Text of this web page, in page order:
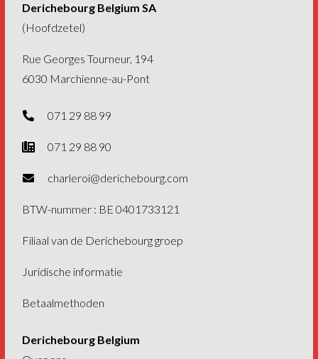
Derichebourg Belgium SA
(Hoofdzetel)
Rue Georges Tourneur, 194
6030 Marchienne-au-Pont
071 29 88 99
071 29 88 90
charleroi@derichebourg.com
BTW-nummer : BE 0401733121
Filiaal van de Derichebourg groep
Juridische informatie
Betaalmethoden
Derichebourg Belgium